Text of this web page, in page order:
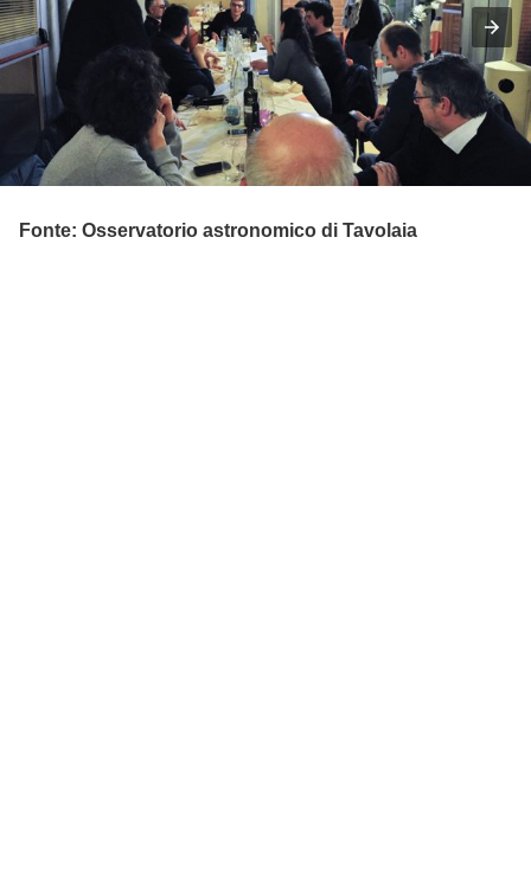
Fonte: Osservatorio astronomico di Tavolaia